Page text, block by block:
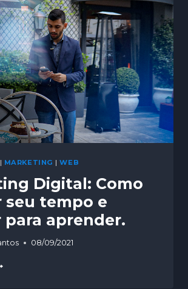
| MARKETING |WEB
Digital: Como
seu tempo e
para aprender.
08/09/2021